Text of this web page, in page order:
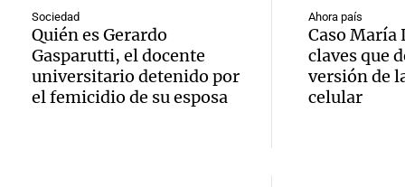
Episodios
de
entre
por
Audio.
contra
Sociedad
Quién es Gerardo
Gasparutti, el docente
universitario detenido por
el femicidio de su esposa
Ahora país
Caso María
claves que
versión de
celular